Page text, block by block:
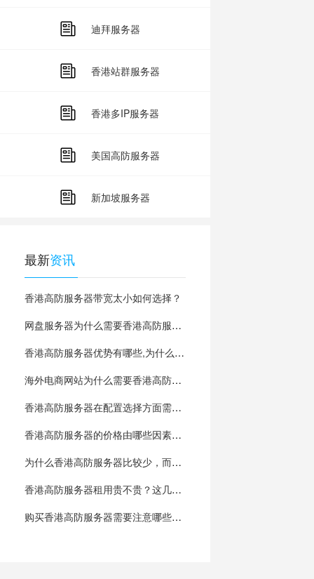
迪拜服务器
香港站群服务器
香港多IP服务器
美国高防服务器
新加坡服务器
最新资讯
香港高防服务器带宽太小如何选择？
网盘服务器为什么需要香港高防服务器
香港高防服务器优势有哪些,为什么比较少?
海外电商网站为什么需要香港高防服务器？
香港高防服务器在配置选择方面需要注意什么？
香港高防服务器的价格由哪些因素决定？
为什么香港高防服务器比较少，而且价格非常贵
香港高防服务器租用贵不贵？这几点影响很大
购买香港高防服务器需要注意哪些方面的问题